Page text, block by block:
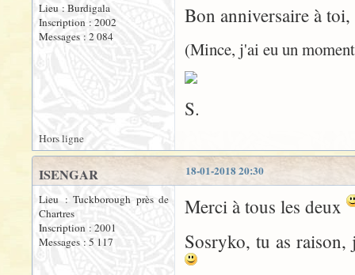
Lieu : Burdigala
Inscription : 2002
Messages : 2 084
Bon anniversaire à
(Mince, j'ai eu un
S.
Hors ligne
18-01-2018 20:30
ISENGAR
Lieu : Tuckborough près de
Chartres
Inscription : 2001
Messages : 5 117
Merci à tous les deux
Sosryko, tu as